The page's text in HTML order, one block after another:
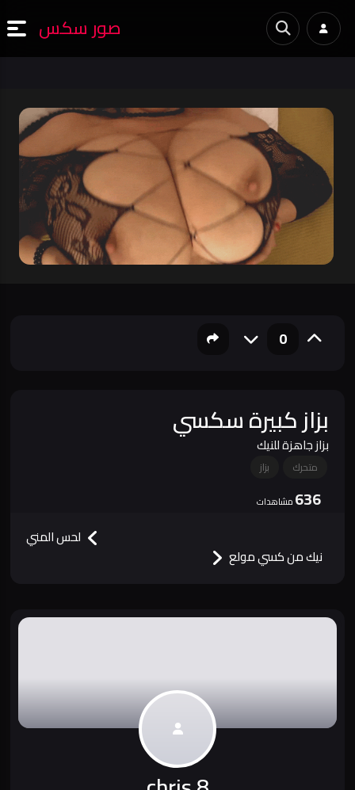
صور سكس
0
بزاز كبيرة سكسي
بزاز جاهزة للنيك
متحرك بزاز
636 مشاهدات
لحس المني
نيك من كسي مولع